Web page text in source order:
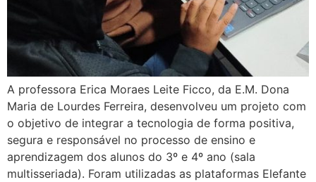
A professora Erica Moraes Leite Ficco, da E.M. Dona
Maria de Lourdes Ferreira, desenvolveu um projeto com
o objetivo de integrar a tecnologia de forma positiva,
segura e responsável no processo de ensino e
aprendizagem dos alunos do 3º e 4º ano (sala
multisseriada). Foram utilizadas as plataformas Elefante